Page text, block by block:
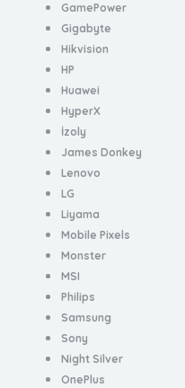
GamePower
Gigabyte
Hikvision
HP
Huawei
HyperX
İzoly
James Donkey
Lenovo
LG
Liyama
Mobile Pixels
Monster
MSI
Philips
Samsung
Sony
Night Silver
OnePlus